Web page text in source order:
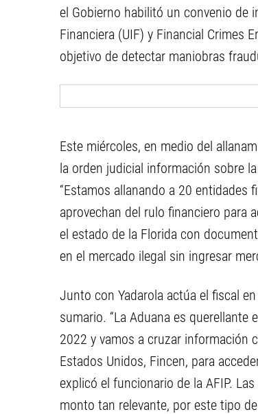
el Gobierno habilitó un convenio de
Financiera (UIF) y Financial Crimes
objetivo de detectar maniobras
Este miércoles, en medio del
la orden judicial información sobre
“Estamos allanando a 20 entidades
aprovechan del rulo financiero para
el estado de la Florida con
en el mercado ilegal sin ingresar
Junto con Yadarola actúa el fiscal
sumario. “La Aduana es
2022 y vamos a cruzar información
Estados Unidos, Fincen, para
explicó el funcionario de la AFIP.
monto tan relevante, por este tipo